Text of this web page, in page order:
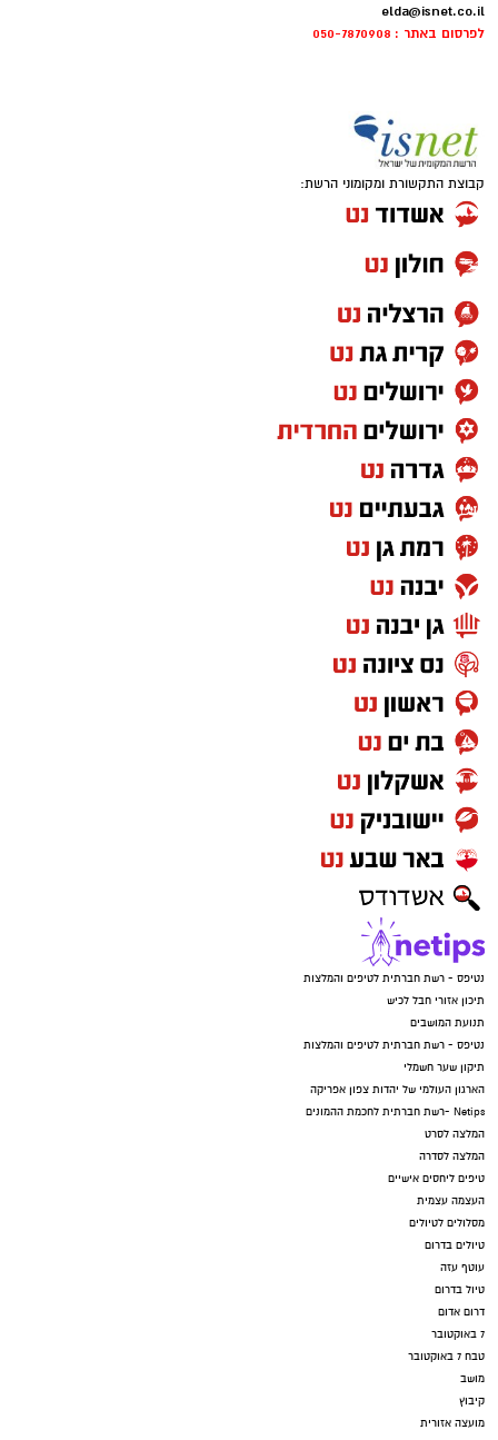
קרדיט: משה פילברג
התערוכה מסכמת את המחזור הראשון של תכנית
אמנים ויוצרים מהעוטף והדרום, וכוללת מגוון רחב
של יצירות אמנות כשחלקן מתכתבות באופן ישיר
עם אותו היום שאחריו שום דבר כבר לא נראה אותו
דבר.
קרדיט: משה פילברג
כך לדוגמא בסדרה ״בתים שקטים״ מייצרת
elda@isnet.co.il
לפרסום באתר : 050-7870908
קבוצת התקשורת ומקומוני הרשת:
נטיפס - רשת חברתית לטיפים והמלצות
תיכון אזורי חבל לכיש
תנועת המושבים
נטיפס - רשת חברתית לטיפים והמלצות
תיקון שער חשמלי
הארגון העולמי של יהדות צפון אפריקה
Netips -רשת חברתית לחכמת ההמונים
המלצה לסרט
המלצה לסדרה
טיפים ליחסים אישיים
העצמה עצמית
מסלולים לטיולים
טיולים בדרום
עוטף עזה
טיול בדרום
דרום אדום
7 באוקטובר
טבח 7 באוקטובר
מושב
קיבוץ
מועצה אזורית